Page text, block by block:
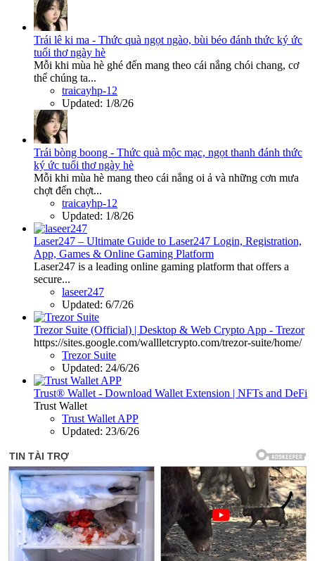
Trái lê ki ma - Thức quà ngọt ngào, bùi béo đánh thức ký ức
tuổi thơ ngày hè
Mỗi khi mùa hè ghé đến mang theo cái nắng chói chang, cơ
thể chúng ta...
traicayhp-12
Updated: 1/8/26
Trái bòng boong - Thức quà mộc mạc, ngọt thanh đánh thức
ký ức tuổi thơ ngày hè
Mỗi khi mùa hè mang theo cái nắng oi ả và những cơn mưa
chợt đến chợt...
traicayhp-12
Updated: 1/8/26
Laser247 – Ultimate Guide to Laser247 Login, Registration,
App, Games & Online Gaming Platform
Laser247 is a leading online gaming platform that offers a
secure...
laseer247
Updated: 6/7/26
Trezor Suite (Official) | Desktop & Web Crypto App - Trezor
https://sites.google.com/wallletcrypto.com/trezor-suite/home/
Trezor Suite
Updated: 24/6/26
Trust® Wallet - Download Wallet Extension | NFTs and DeFi
Trust Wallet
Trust Wallet APP
Updated: 23/6/26